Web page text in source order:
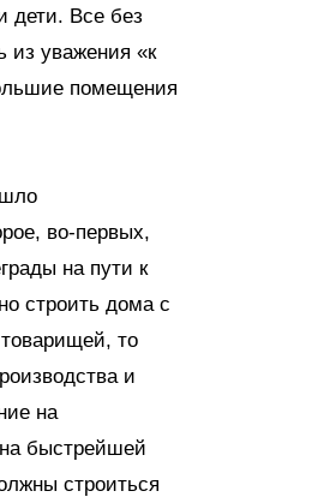
дети. Все без
из уважения «к
помещения
во-первых,
на пути к
строить дома с
то
и
на
быстрейшей
строиться